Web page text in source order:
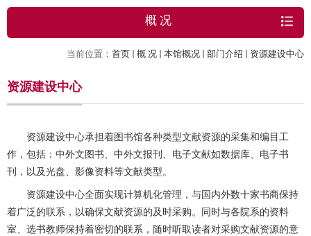
概 况
当前位置： 首页 概 况 本馆概况 部门介绍 资源建设中心
资源建设中心
资源建设中心承担着图书馆各种类型文献资源的采集和编目工
作，包括：中外文图书、中外文报刊、电子文献如数据库、电子书
刊，以及光盘、影像资料等文献类型。
资源建设中心全面实现计算机化管理，与国内外数十家书商保持
着广泛的联系，以确保文献资源的及时采购。同时与各院系的资料
室、选书教师保持着密切的联系，随时听取读者对采购文献资源的意